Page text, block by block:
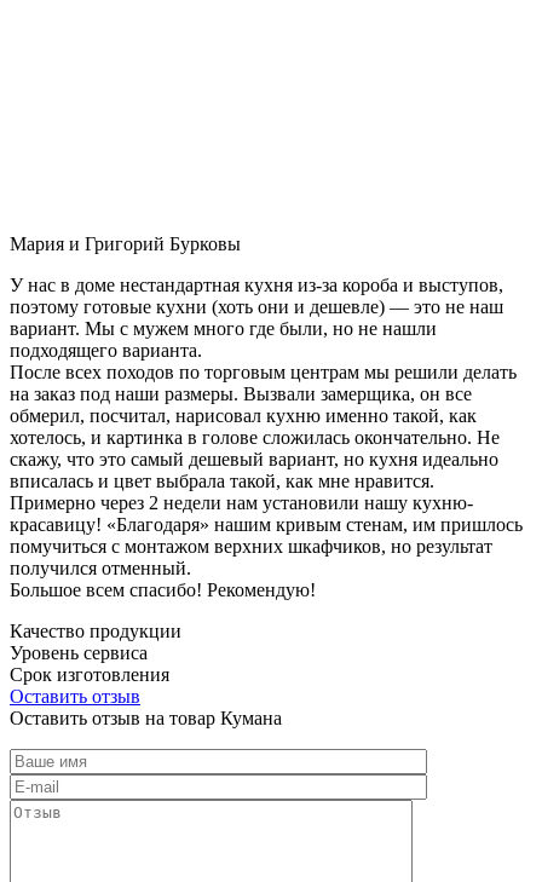
Мария и Григорий Бурковы
У нас в доме нестандартная кухня из-за короба и выступов,
поэтому готовые кухни (хоть они и дешевле) — это не наш
вариант. Мы с мужем много где были, но не нашли
подходящего варианта.
После всех походов по торговым центрам мы решили делать
на заказ под наши размеры. Вызвали замерщика, он все
обмерил, посчитал, нарисовал кухню именно такой, как
хотелось, и картинка в голове сложилась окончательно. Не
скажу, что это самый дешевый вариант, но кухня идеально
вписалась и цвет выбрала такой, как мне нравится.
Примерно через 2 недели нам установили нашу кухню-
красавицу! «Благодаря» нашим кривым стенам, им пришлось
помучиться с монтажом верхних шкафчиков, но результат
получился отменный.
Большое всем спасибо! Рекомендую!
Качество продукции
Уровень сервиса
Срок изготовления
Оставить отзыв
Оставить отзыв на товар Кумана